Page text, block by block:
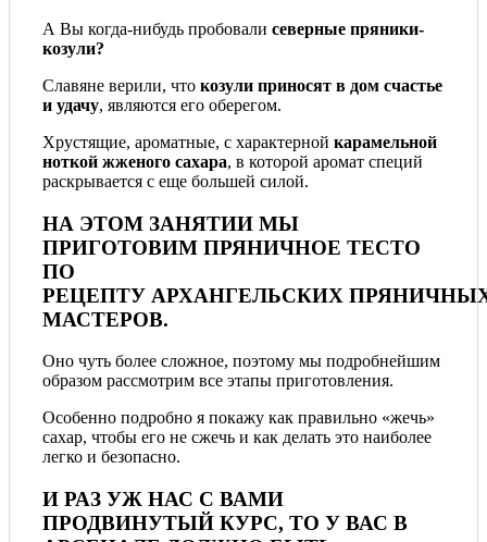
А Вы когда-нибудь пробовали северные пряники-
козули?
Славяне верили, что козули приносят в дом счастье
и удачу, являются его оберегом.
Хрустящие, ароматные, с характерной карамельной
ноткой жженого сахара, в которой аромат специй
раскрывается с еще большей силой.
НА ЭТОМ ЗАНЯТИИ МЫ
ПРИГОТОВИМ ПРЯНИЧНОЕ ТЕСТО
ПО
РЕЦЕПТУ АРХАНГЕЛЬСКИХ
МАСТЕРОВ.
Оно чуть более сложное, поэтому мы подробнейшим
образом рассмотрим все этапы приготовления.
Особенно подробно я покажу как правильно «жечь»
сахар, чтобы его не сжечь и как делать это наиболее
легко и безопасно.
И РАЗ УЖ НАС С ВАМИ
ПРОДВИНУТЫЙ КУРС, ТО У ВАС В